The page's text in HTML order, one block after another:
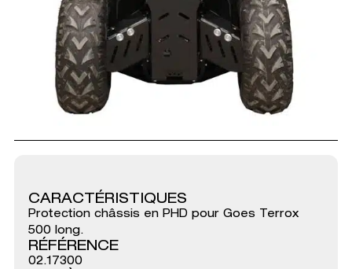
CARACTÉRISTIQUES
Protection châssis en PHD pour Goes Terrox
500 long.
RÉFÉRENCE
02.17300